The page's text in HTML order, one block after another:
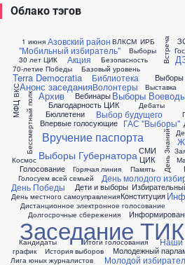
Облако тэгов
"Мобильный избиратель"
1 июня
30 лет ЦИК
70-летие Победы
Terra Democratia
Азовский район
Акция
Анонс заседания
Архив
Базовый уровень
Безопасность
Бессмертный полк
Библиотека
Благодарность ЦИК
Бюллетени
ВКС
ВЛКСМ
Вебинары
Волонтеры
Впервые голосующие
Вручение паспорта
Встреча
Выбор будущего
Выборы
Выборы
Выборы
Выборы Губернатора
Выставка
ГАС "Выборы"
Голосование
Голосуем всей семьей
Горячая линия
Дебаты
День Знаний
День Победы
День местного самоуправления
День молодого
Дети и выборы
Дистанционное электронное голосование
Долгосрочные сбережения
Заседание ТИК
ИРБ
История выборов
Итоги голосования
Кандидаты
Конституция
Космос
Лига юных журналистов
МФЦ
Молодежный
Молодой
Наши
Память
СМИ
ЦИК
график